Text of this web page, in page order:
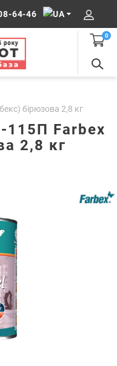
64-46
0
бірюзова 2,8 кг
115П Farbex
2,8 кг